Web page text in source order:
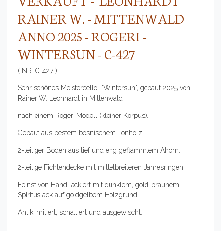
RAINER W. - MITTENWALD
ANNO 2025 - ROGERI -
WINTERSUN - C-427
( NR. C-427 )
Sehr schönes Meistercello "Wintersun", gebaut 2025 von
Rainer W. Leonhardt in Mittenwald
nach einem Rogeri Modell (kleiner Korpus).
Gebaut aus bestem bosnischem Tonholz:
2-teiliger Boden aus tief und eng geflammtem Ahorn.
2-teilige Fichtendecke mit mittelbreiteren Jahresringen.
Feinst von Hand lackiert mit dunklem, gold-braunem
Spirituslack auf goldgelbem Holzgrund;
Antik imitiert, schattiert und ausgewischt.